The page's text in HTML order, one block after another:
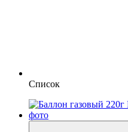
Список